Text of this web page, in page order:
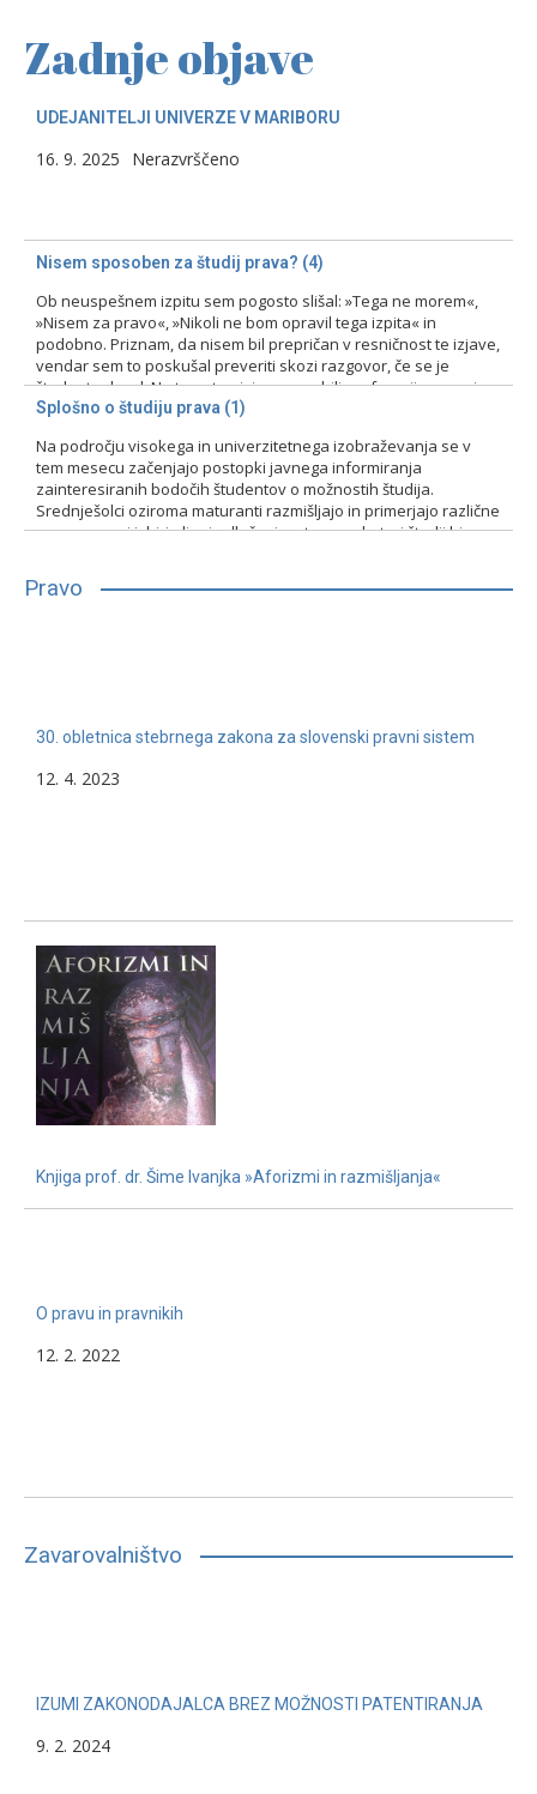
Zadnje objave
UDEJANITELJI UNIVERZE V MARIBORU
16. 9. 2025 Nerazvrščeno
Nisem sposoben za študij prava? (4)
Ob neuspešnem izpitu sem pogosto slišal: »Tega ne morem«,
»Nisem za pravo«, »Nikoli ne bom opravil tega izpita« in
podobno. Priznam, da nisem bil prepričan v resničnost te izjave,
vendar sem to poskušal preveriti skozi razgovor, če se je
študent odzval. Na tovrstne izjave smo bili profesorji pozorni
zlasti pri prvih izpitih, kajti ni bila…
15. 2. 2024 Nerazvrščeno
Splošno o študiju prava (1)
Na področju visokega in univerzitetnega izobraževanja se v
tem mesecu začenjajo postopki javnega informiranja
zainteresiranih bodočih študentov o možnostih študija.
Srednješolci oziroma maturanti razmišljajo in primerjajo različne
programe pri izbiri ali pri odločanju o tem, na kateri študij bi se
Pravo
30. obletnica stebrnega zakona za slovenski pravni sistem
12. 4. 2023
Knjiga prof. dr. Šime Ivanjka »Aforizmi in razmišljanja«
O pravu in pravnikih
12. 2. 2022
Zavarovalništvo
IZUMI ZAKONODAJALCA BREZ MOŽNOSTI PATENTIRANJA
9. 2. 2024